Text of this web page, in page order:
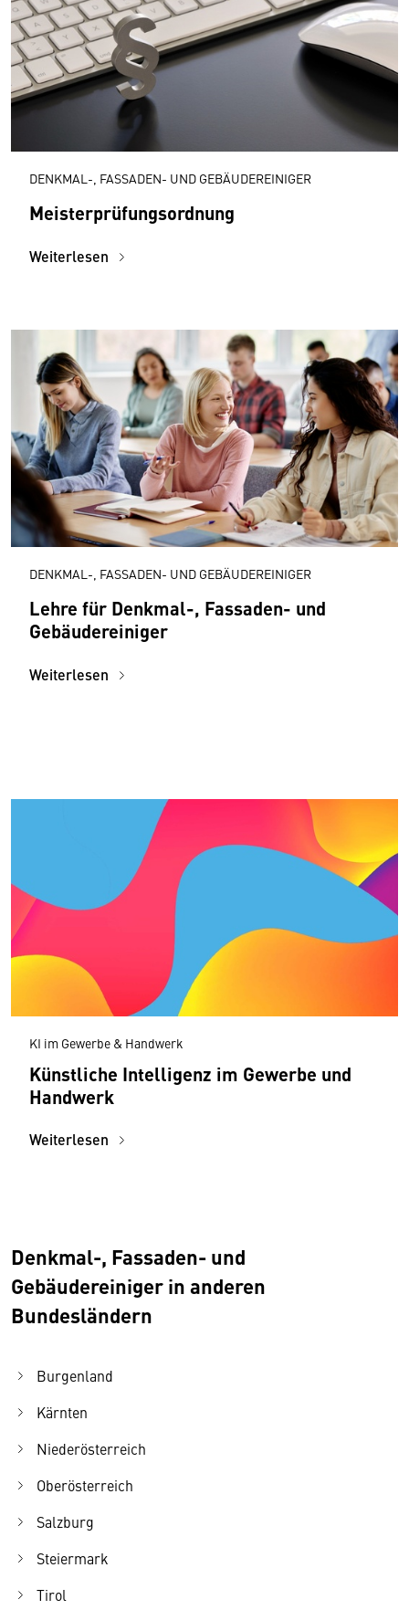
DENKMAL-, FASSADEN- UND GEBÄUDEREINIGER
Meisterprüfungsordnung
Weiterlesen
DENKMAL-, FASSADEN- UND GEBÄUDEREINIGER
Lehre für Denkmal-, Fassaden- und
Gebäudereiniger
Weiterlesen
KI im Gewerbe & Handwerk
Künstliche Intelligenz im Gewerbe und
Handwerk
Weiterlesen
Denkmal-, Fassaden- und
Gebäudereiniger in anderen
Bundesländern
Burgenland
Kärnten
Niederösterreich
Oberösterreich
Salzburg
Steiermark
Tirol